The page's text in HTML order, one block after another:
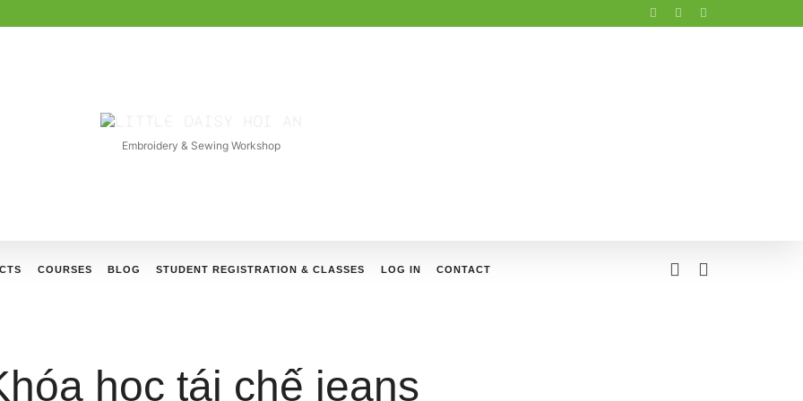
LITTLE
DAISY
HOIEmbroidery & Sewing Workshop
COURSES BLOG STUDENT REGISTRATION & CLASSES LOG IN CONTACT
học tái chế jeans